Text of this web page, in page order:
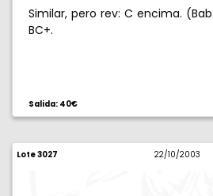
Similar, pero rev: C encima.
BC+.
Salida: 40€
Lote 3027 22/10/2003